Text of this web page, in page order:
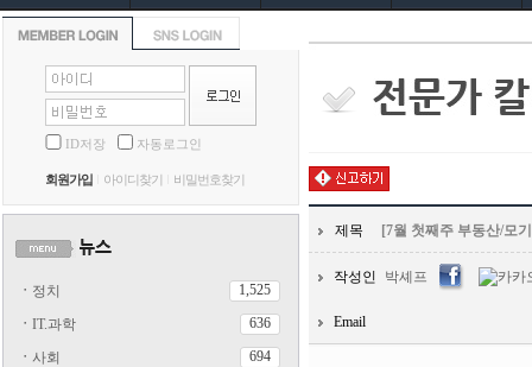
ID저장 자동로그인
회원가입 아이디찾기 비밀번호찾기
ㆍ 정치 1,525
ㆍ IT.과학 636
ㆍ 사회 694
제목 [7월 첫째주 부동산/모
작성인 박셰프
Email